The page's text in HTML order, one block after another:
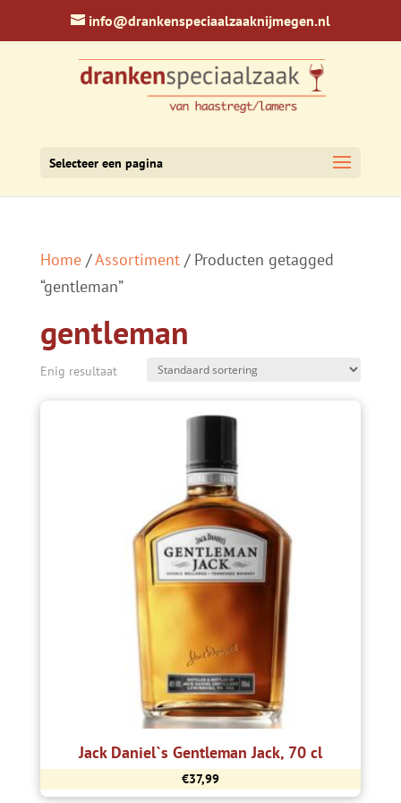
info@drankenspeciaalzaaknijmegen.nl
Selecteer een pagina
Home/Assortiment/ Producten getagged
“gentleman”
gentleman
Enig resultaat
Jack Daniel`s Gentleman Jack, 70 cl
€37,99